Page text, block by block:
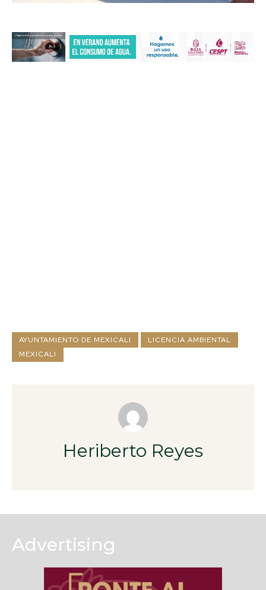
AYUNTAMIENTO DE MEXICALI
LICENCIA AMBIENTAL
MEXICALI
Heriberto Reyes
Advertising